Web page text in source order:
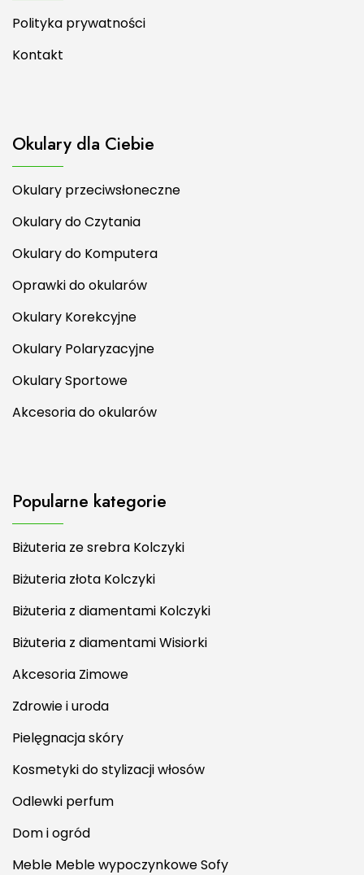
Polityka prywatności
Kontakt
Okulary dla Ciebie
Okulary przeciwsłoneczne
Okulary do Czytania
Okulary do Komputera
Oprawki do okularów
Okulary Korekcyjne
Okulary Polaryzacyjne
Okulary Sportowe
Akcesoria do okularów
Popularne kategorie
Biżuteria ze srebra Kolczyki
Biżuteria złota Kolczyki
Biżuteria z diamentami Kolczyki
Biżuteria z diamentami Wisiorki
Akcesoria Zimowe
Zdrowie i uroda
Pielęgnacja skóry
Kosmetyki do stylizacji włosów
Odlewki perfum
Dom i ogród
Meble Meble wypoczynkowe Sofy